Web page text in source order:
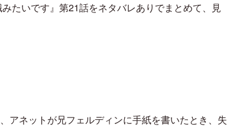
たいです』第21話をネタバレありでまとめて、見
アネットが兄フェルディンに手紙を書いたとき、失